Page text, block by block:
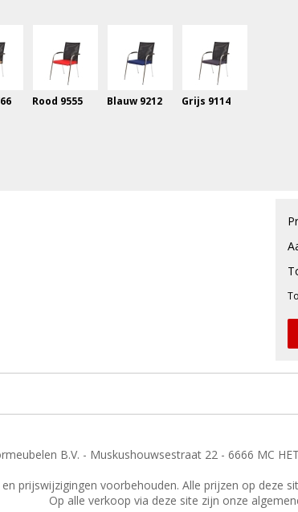
Rood 9555 Blauw 9212 Grijs 9114
B.V. - Muskushouwsestraat 22 - 6666 MC
prijswijzigingen voorbehouden. Alle prijzen op deze
Op alle verkoop via deze site zijn onze